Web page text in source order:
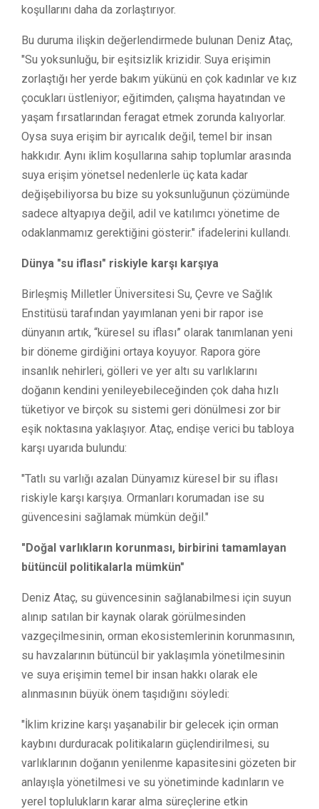
koşullarını daha da zorlaştırıyor.
Bu duruma ilişkin değerlendirmede bulunan Deniz Ataç,
"Su yoksunluğu, bir eşitsizlik krizidir. Suya erişimin
zorlaştığı her yerde bakım yükünü en çok kadınlar ve kız
çocukları üstleniyor; eğitimden, çalışma hayatından ve
yaşam fırsatlarından feragat etmek zorunda kalıyorlar.
Oysa suya erişim bir ayrıcalık değil, temel bir insan
hakkıdır. Aynı iklim koşullarına sahip toplumlar arasında
suya erişim yönetsel nedenlerle üç kata kadar
değişebiliyorsa bu bize su yoksunluğunun çözümünde
sadece altyapıya değil, adil ve katılımcı yönetime de
odaklanmamız gerektiğini gösterir." ifadelerini kullandı.
Dünya "su iflası" riskiyle karşı karşıya
Birleşmiş Milletler Üniversitesi Su, Çevre ve Sağlık
Enstitüsü tarafından yayımlanan yeni bir rapor ise
dünyanın artık, “küresel su iflası” olarak tanımlanan yeni
bir döneme girdiğini ortaya koyuyor. Rapora göre
insanlık nehirleri, gölleri ve yer altı su varlıklarını
doğanın kendini yenileyebileceğinden çok daha hızlı
tüketiyor ve birçok su sistemi geri dönülmesi zor bir
eşik noktasına yaklaşıyor. Ataç, endişe verici bu tabloya
karşı uyarıda bulundu:
"Tatlı su varlığı azalan Dünyamız küresel bir su iflası
riskiyle karşı karşıya. Ormanları korumadan ise su
güvencesini sağlamak mümkün değil."
"Doğal varlıkların korunması, birbirini tamamlayan
bütüncül politikalarla mümkün"
Deniz Ataç, su güvencesinin sağlanabilmesi için suyun
alınıp satılan bir kaynak olarak görülmesinden
vazgeçilmesinin, orman ekosistemlerinin korunmasının,
su havzalarının bütüncül bir yaklaşımla yönetilmesinin
ve suya erişimin temel bir insan hakkı olarak ele
alınmasının büyük önem taşıdığını söyledi:
"İklim krizine karşı yaşanabilir bir gelecek için orman
kaybını durduracak politikaların güçlendirilmesi, su
varlıklarının doğanın yenilenme kapasitesini gözeten bir
anlayışla yönetilmesi ve su yönetiminde kadınların ve
yerel toplulukların karar alma süreçlerine etkin